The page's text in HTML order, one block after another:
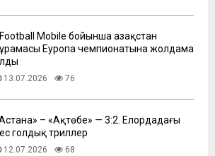
Mobile бойынша Қазақстан
Еуропа чемпионатына жолдама
13.07.2026 76
– «Ақтөбе» — 3:2. Елордадағы
голдық триллер
12.07.2026 68